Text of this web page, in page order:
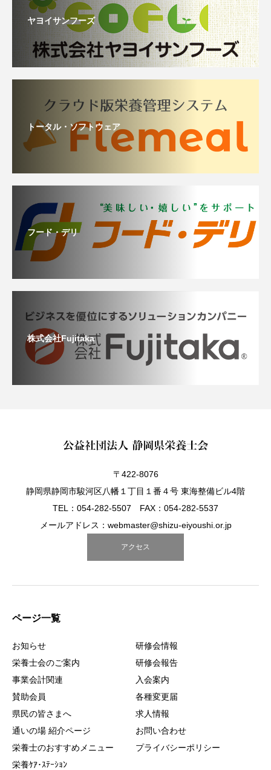
ヤヨイサンフーズ
トータル・ソフトウェア
フード・デリ
株式会社Fujitaka
〒422-8076
静岡県静岡市駿河区八幡１丁目１番４号 東海整備ビル4階
TEL：054-282-5507 FAX：054-282-5537
メールアドレス：webmaster@shizu-eiyoushi.or.jp
アクセス
ページ一覧
お知らせ
栄養士会のご案内
事業会計関連
賛助会員
県民の皆さまへ
通いの場 紹介ページ
栄養士のおすすめメニュー
栄養ｹｱ･ｽﾃｰｼｮﾝ
研修会情報
研修会報告
入会案内
各種変更届
求人情報
お問い合わせ
プライバシーポリシー